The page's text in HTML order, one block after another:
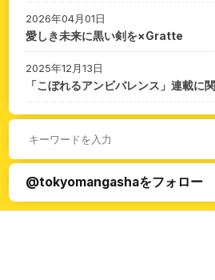
2026年04月01日
愛しき未来に黒い剣を×Gratte
2025年12月13日
「こぼれるアンビバレンス」連載に
@tokyomangashaをフォロー